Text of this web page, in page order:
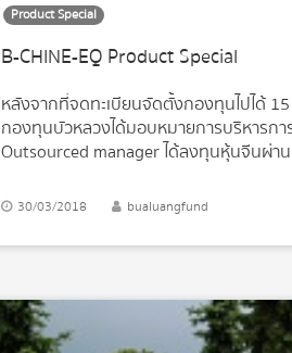
Product Special
B-CHINE-EQ Product Special
หลังจากที่จดทะเบียนจัดตั้งกองทุนไปได้ 15
กองทุนบัวหลวงได้มอบหมายการบริหารก
Outsourced manager ได้ลงทุนหุ้นจีนผ่า
26% Shenzhen 18% Shenzhen
Yeast, Han’s Laser Technology, Midea […]
30/03/2018 bualuangfund